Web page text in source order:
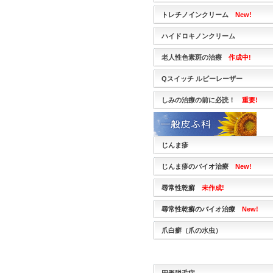
トレチノインクリーム New!
ハイドロキノンクリーム
老人性色素斑の治療 作成中!
Qスイッチ ルビーレーザー
しみの治療の前に必読！ 重要!
じんま疹
じんま疹のバイオ治療 New!
尋常性乾癬 未作成!
尋常性乾癬のバイオ治療 New!
爪白癬（爪の水虫）